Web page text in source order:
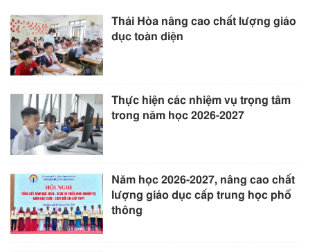
Thái Hòa nâng cao chất lượng giáo
dục toàn diện
Thực hiện các nhiệm vụ trọng tâm
trong năm học 2026-2027
Năm học 2026-2027, nâng cao chất
lượng giáo dục cấp trung học phổ
thông